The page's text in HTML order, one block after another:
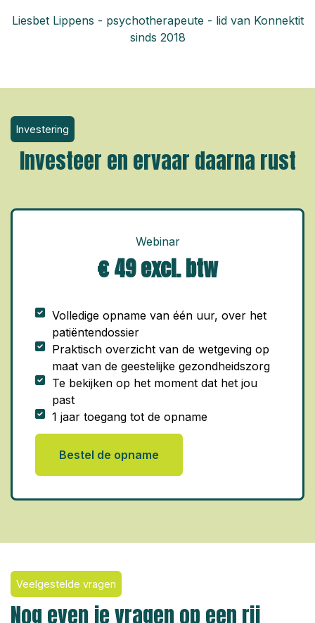
Liesbet Lippens - psychotherapeute - lid van Konnektit
sinds 2018
Investering
Investeer en ervaar daarna rust
Webinar
€ 49 excl. btw
Volledige opname van één uur, over het
patiëntendossier
Praktisch overzicht van de wetgeving op
maat van de geestelijke gezondheidszorg
Te bekijken op het moment dat het jou
past
1 jaar toegang tot de opname
Bestel de opname
Veelgestelde vragen
Nog even je vragen op een rij